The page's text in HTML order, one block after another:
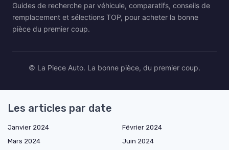
Guides de recherche par véhicule, comparatifs, conseils de
remplacement et sélections TOP, pour acheter la bonne
pièce du premier coup.
© La Piece Auto. La bonne pièce, du premier coup.
Les articles par date
Janvier 2024
Février 2024
Mars 2024
Juin 2024